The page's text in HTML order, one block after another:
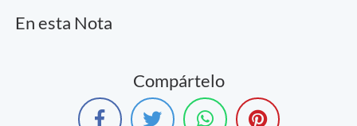
En esta Nota
Compártelo